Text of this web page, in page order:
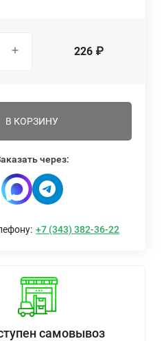
226 ₽
В КОРЗИНУ
через:
+7 (343) 382-36-22
самовывоз